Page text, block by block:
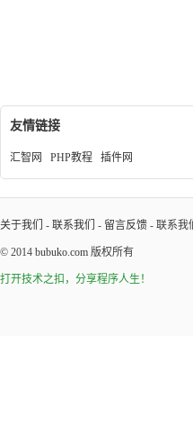
友情链接
汇智网 PHP教程 插件网
关于我们 - 联系我们 - 留言反馈 - 联系我
© 2014 bubuko.com 版权所有
打开技术之扣，分享程序人生！